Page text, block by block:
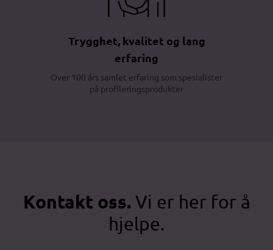
Trygghet, kvalitet og lang
erfaring
Over 100 års samlet erfaring som spesialister
på profileringsprodukter
Kontakt oss.Vi er her for å
hjelpe.